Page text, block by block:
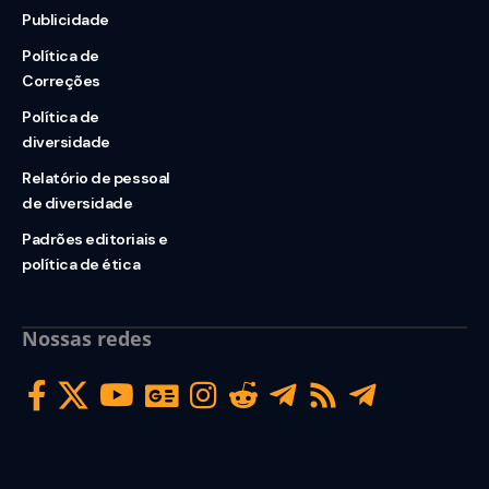
Publicidade
Política de
Correções
Política de
diversidade
Relatório de pessoal
de diversidade
Padrões editoriais e
política de ética
Nossas redes